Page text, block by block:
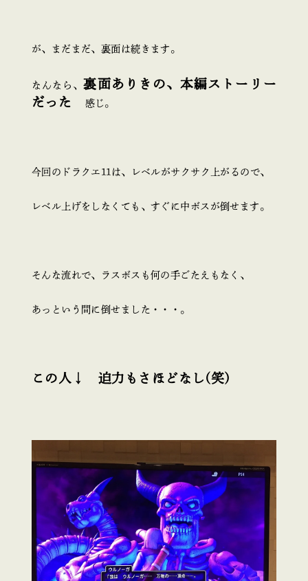
が、まだまだ、裏面は続きます。
なんなら、裏面ありきの、本編ストーリー
だった
感じ。
今回のドラクエ11は、レベルがサクサク上がるので、
レベル上げをしなくても、すぐに中ボスが倒せます。
そんな流れで、ラスボスも何の手ごたえもなく、
あっという間に倒せました・・・。
この人↓ 迫力もさほどなし(笑)